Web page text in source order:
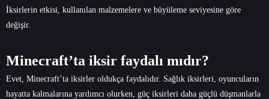
İksirlerin etkisi, kullanılan malzemelere ve büyüleme seviyesine göre
değişir.
Minecraft’ta iksir faydalı mıdır?
Evet, Minecraft’ta iksirler oldukça faydalıdır. Sağlık iksirleri, oyuncuların
hayatta kalmalarına yardımcı olurken, güç iksirleri daha güçlü düşmanlarla